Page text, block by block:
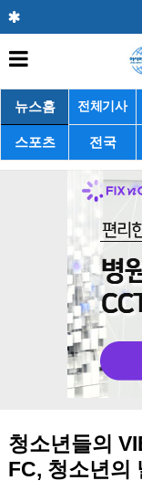
뉴스홈 전체기사
스포츠 전국
청소년들의
FC, 청소년의